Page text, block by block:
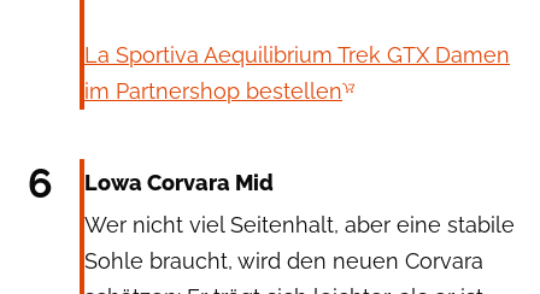
La Sportiva Aequilibrium Trek GTX Damen
im Partnershop bestellen
6
Lowa Corvara Mid
Wer nicht viel Seitenhalt, aber eine stabile
Sohle braucht, wird den neuen Corvara